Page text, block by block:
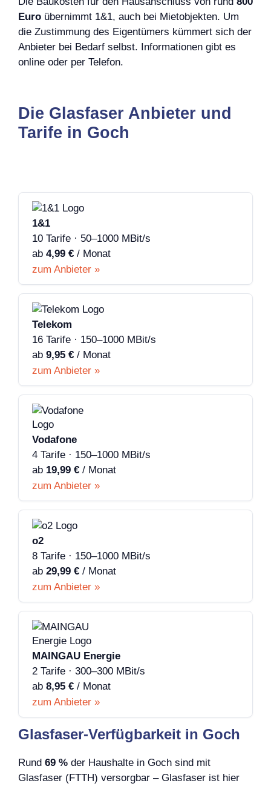
Euro übernimmt 1&1, auch bei Mietobjekten. Um
die Zustimmung des Eigentümers kümmert sich der
Anbieter bei Bedarf selbst. Informationen gibt es
online oder per Telefon.
Die Glasfaser Anbieter und
Tarife in Goch
1&1
10 Tarife · 50–1000 MBit/s
ab 4,99 € / Monat
zum Anbieter »
Telekom
16 Tarife · 150–1000 MBit/s
ab 9,95 € / Monat
zum Anbieter »
Vodafone
4 Tarife · 150–1000 MBit/s
ab 19,99 € / Monat
zum Anbieter »
o2
8 Tarife · 150–1000 MBit/s
ab 29,99 € / Monat
zum Anbieter »
MAINGAU Energie
2 Tarife · 300–300 MBit/s
ab 8,95 € / Monat
zum Anbieter »
Glasfaser-Verfügbarkeit in Goch
Rund 69 % der Haushalte in Goch sind mit
Glasfaser (FTTH) versorgbar – Glasfaser ist hier